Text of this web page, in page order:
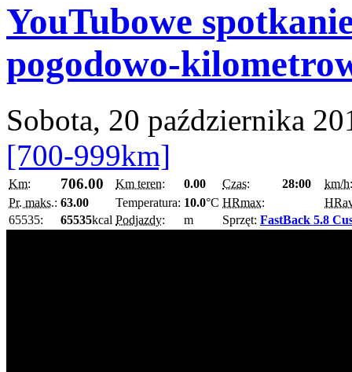
YouTubowe
pogodowo-
Sobota, 20 października
[700-999km]
Km: 706.00 Km teren: 0.00 Czas: 28:00
km/h:
Pr. maks.: 63.00 Temperatura: 10.0°C HRmax:
65535:
65535kcal Podjazdy: m Sprzęt: FastBack 5.8